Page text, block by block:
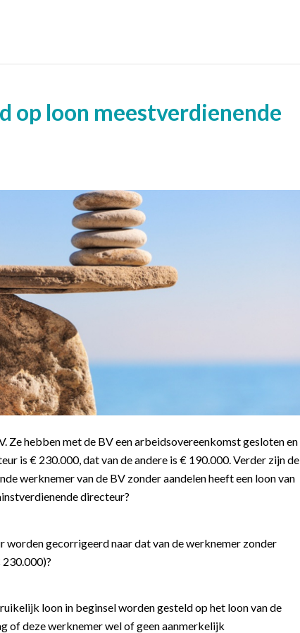
op loon meestverdienende
Ze hebben met de BV een arbeidsovereenkomst gesloten en
is € 230.000, dat van de andere is € 190.000. Verder zijn de
werknemer van de BV zonder aandelen heeft een loon van
directeur?
gecorrigeerd naar dat van de werknemer zonder
loon in beginsel worden gesteld op het loon van de
of deze werknemer wel of geen aanmerkelijk